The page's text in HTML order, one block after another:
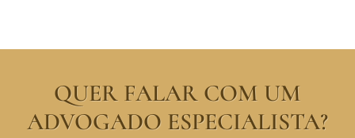
QUER FALAR COM UM
ADVOGADO ESPECIALISTA?